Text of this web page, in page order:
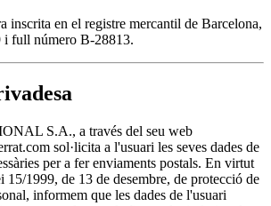
inscrita en el registre mercantil de Barcelona,
full número B-28813.
S.A., a través del seu web
sol·licita a l'usuari les seves dades de
per a fer enviaments postals. En virtut
15/1999, de 13 de desembre, de protecció de
informem que les dades de l'usuari